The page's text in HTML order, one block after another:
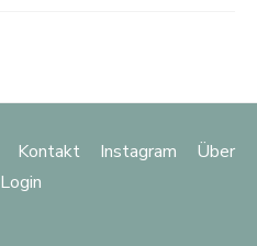
Kontakt Instagram
Über
Login